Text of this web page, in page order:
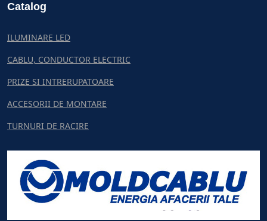
Catalog
ILUMINARE LED
CABLU, CONDUCTOR ELECTRIC
PRIZE SI INTRERUPATOARE
ACCESORII DE MONTARE
TURNURI DE RACIRE